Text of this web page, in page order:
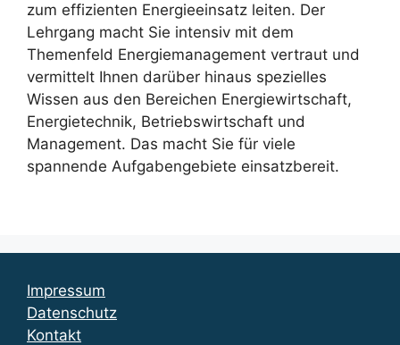
zum effizienten Energieeinsatz leiten. Der
Lehrgang macht Sie intensiv mit dem
Themenfeld Energiemanagement vertraut und
vermittelt Ihnen darüber hinaus spezielles
Wissen aus den Bereichen Energiewirtschaft,
Energietechnik, Betriebswirtschaft und
Management. Das macht Sie für viele
spannende Aufgabengebiete einsatzbereit.
Impressum
Datenschutz
Kontakt